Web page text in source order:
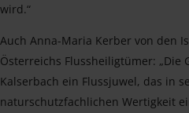
wird.“
Auch Anna-Maria Kerber von den
Österreichs Flussheiligtümer: „Die
Kalserbach ein Flussjuwel, das in
naturschutzfachlichen Wertigkeit